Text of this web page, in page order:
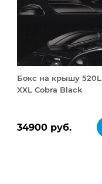
Бокс на крышу 520L
XXL Cobra Black
34900 руб.